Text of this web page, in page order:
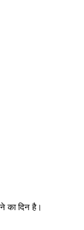
का दिन है।